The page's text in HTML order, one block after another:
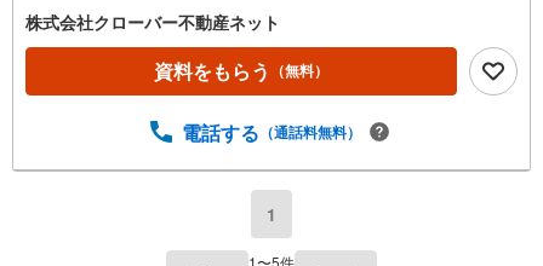
株式会社クローバー不動産ネット
資料をもらう （無料）
電話する （通話料無料）
1